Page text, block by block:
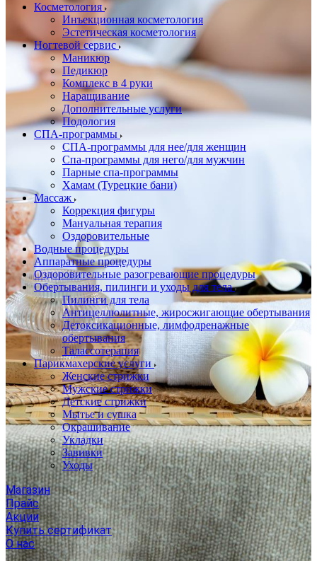
Косметология
Инъекционная косметология
Эстетическая косметология
Ногтевой сервис
Маникюр
Педикюр
Комплекс в 4 руки
Наращивание
Дополнительные услуги
Подология
СПА-программы
СПА-программы для нее/для женщин
Спа-программы для него/для мужчин
Парные спа-программы
Хамам (Турецкие бани)
Массаж
Коррекция фигуры
Мануальная терапия
Оздоровительные
Водные процедуры
Аппаратные процедуры
Оздоровительные разогревающие процедуры
Обертывания, пилинги и уходы для тела
Пилинги для тела
Антицеллюлитные, жиросжигающие обертывания
Детоксикационные, лимфодренажные
обертывания
Талассотерапия
Парикмахерские услуги
Женские стрижки
Мужские стрижки
Детские стрижки
Мытье и сушка
Окрашивание
Укладки
Завивки
Уходы
Магазин
Прайс
Акции
Купить сертификат
О нас